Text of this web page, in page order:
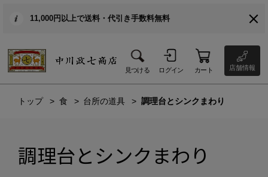
11,000円以上で送料・代引き手数料無料
見つける ログイン カート 店舗情報
トップ 食 台所の道具 調理台とシンクまわり
調理台とシンクまわり